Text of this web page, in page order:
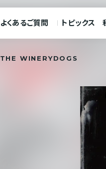
よくあるご質問 トピックス
THE WINERYDOGS